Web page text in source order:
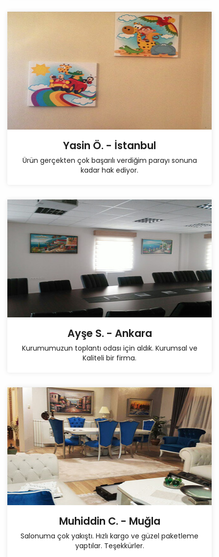
Yasin Ö. - İstanbul
Ürün gerçekten çok başarılı verdiğim parayı sonuna
kadar hak ediyor.
Ayşe S. - Ankara
Kurumumuzun toplantı odası için aldık. Kurumsal ve
Kaliteli bir firma.
Muhiddin C. - Muğla
Salonuma çok yakıştı. Hızlı kargo ve güzel paketleme
yaptılar. Teşekkürler.